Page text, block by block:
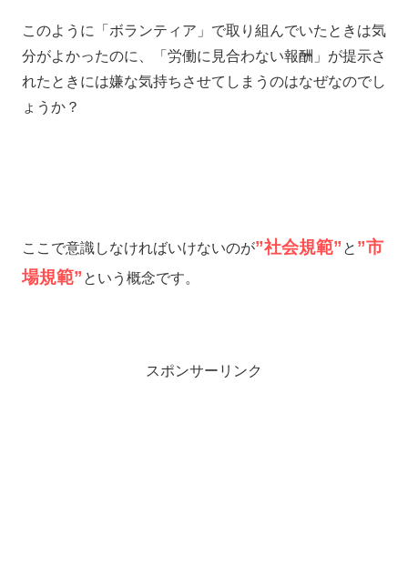
このように「ボランティア」で取り組んでいたときは気
分がよかったのに、「労働に見合わない報酬」が提示さ
れたときには嫌な気持ちさせてしまうのはなぜなのでし
ょうか？
ここで意識しなければいけないのが”社会規範” と ”市
場規範” という概念です。
スポンサーリンク